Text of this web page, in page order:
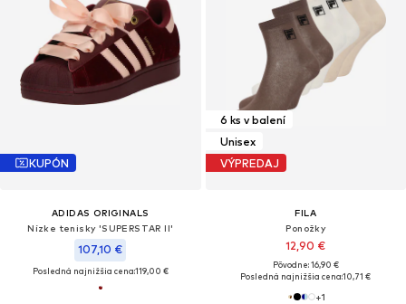
KUPÓN
ADIDAS ORIGINALS
Nízke tenisky 'SUPERSTAR II'
107,10 €
Posledná najnižšia cena:119,00 €
6 ks v balení
Unisex
VÝPREDAJ
FILA
Ponožky
12,90 €
Pôvodne: 16,90 €
Posledná najnižšia cena:10,71 €
+1